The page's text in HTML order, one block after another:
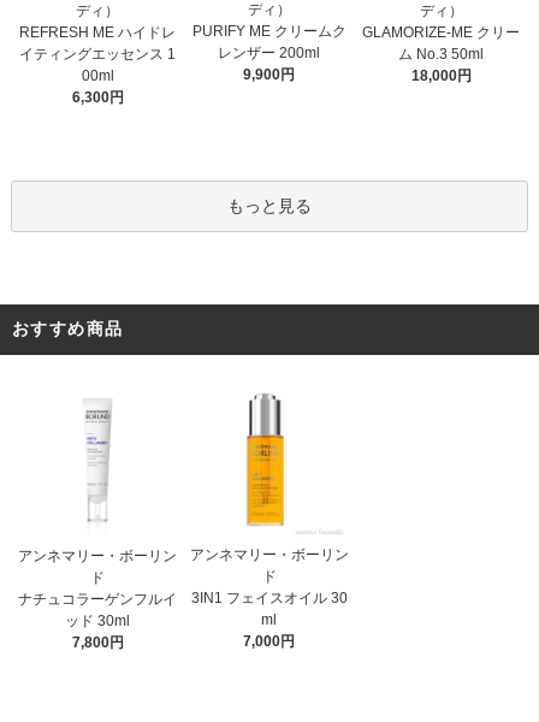
ディ）
REFRESH ME ハイドレ
イティングエッセンス 1
00ml
6,300円
ディ）
PURIFY ME クリームク
レンザー 200ml
9,900円
ディ）
GLAMORIZE-ME クリー
ム No.3 50ml
18,000円
もっと見る
おすすめ商品
アンネマリー・ボーリン
ド
ナチュコラーゲンフルイ
ッド 30ml
7,800円
アンネマリー・ボーリン
ド
3IN1 フェイスオイル 30
ml
7,000円